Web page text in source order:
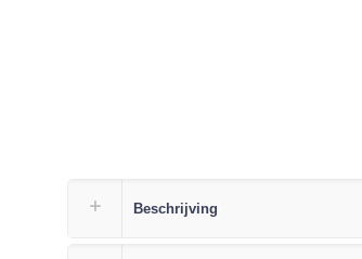
Beschrijving